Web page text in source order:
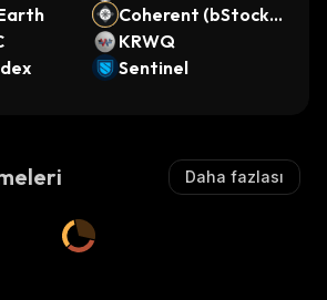
Coherent (bStocks
Tokenized Stock)
KRWQ
Sentinel
Daha fazlası